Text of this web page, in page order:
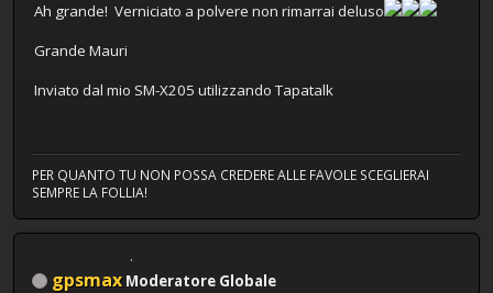
Ah grande! Verniciato a polvere non rimarrai deluso
Grande Mauri
Inviato dal mio SM-X205 utilizzando Tapatalk
PER QUANTO TU NON POSSA CREDERE ALLE FAVOLE SCEGLIERAI
SEMPRE LA FOLLIA!
gpsmax Moderatore Globale